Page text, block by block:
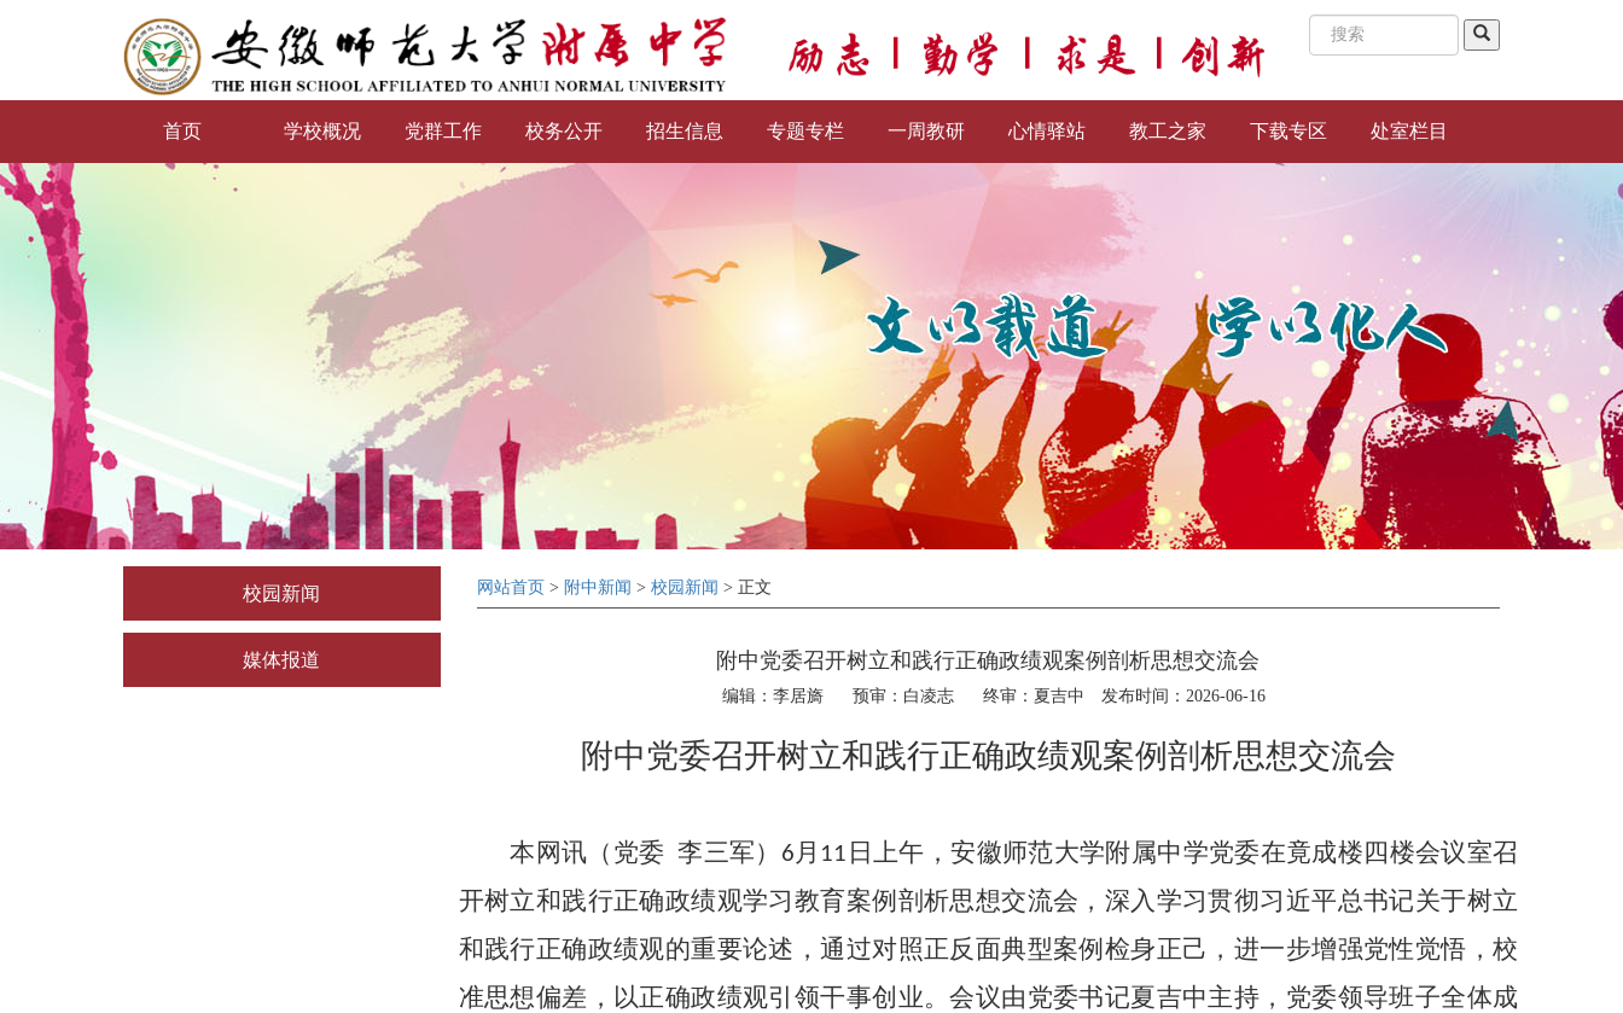
首页 学校概况 党群工作 校务公开 招生信息 专题专栏 一周教研 心情驿站 教工之家 下载专区 处室栏目
校园新闻
媒体报道
网站首页 > 附中新闻 > 校园新闻 > 正文
附中党委召开树立和践行正确政绩观案例剖析思想交流会
编辑：李居旖 预审：白凌志 终审：夏吉中 发布时间：2026-06-16
附中党委召开树立和践行正确政绩观案例剖析思想交流会
本网讯（党委 李三军） 6月 11 日上午，安徽师范大学附属中学党委在竟成楼四楼会议室召
开树立和践行正确政绩观学习教育案例剖析思想交流会，深入学习贯彻习近平总书记关于树立
和践行正确政绩观的重要论述，通过对照正反面典型案例检身正己，进一步增强党性觉悟，校
准思想偏差，以正确政绩观引领干事创业。会议由党委书记夏吉中主持，党委领导班子全体成